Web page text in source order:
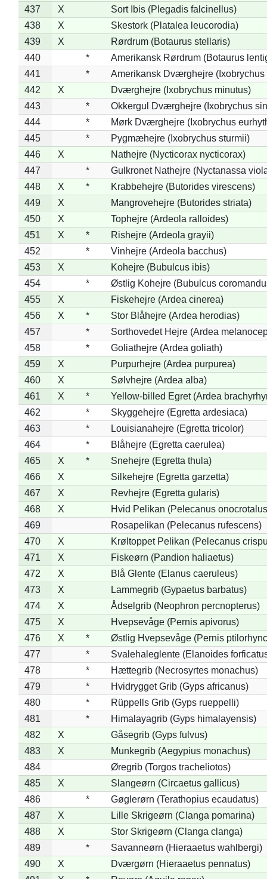
437
X
Sort Ibis (Plegadis falcinellus)
438
X
Skestork (Platalea leucorodia)
439
X
Rørdrum (Botaurus stellaris)
440
*
Amerikansk Rørdrum (Botaurus
441
*
Amerikansk Dværghejre (Ixobrychus
442
X
Dværghejre (Ixobrychus minutus)
443
*
Okkergul Dværghejre (Ixobrychus
444
*
Mørk Dværghejre (Ixobrychus
445
*
Pygmæhejre (Ixobrychus sturmii)
446
X
Nathejre (Nycticorax nycticorax)
447
*
Gulkronet Nathejre (Nyctanassa
448
X *
Krabbehejre (Butorides virescens)
449
X
Mangrovehejre (Butorides striata)
450
X
Tophejre (Ardeola ralloides)
451
X *
Rishejre (Ardeola grayii)
452
*
Vinhejre (Ardeola bacchus)
453
X
Kohejre (Bubulcus ibis)
454
*
Østlig Kohejre (Bubulcus
455
X
Fiskehejre (Ardea cinerea)
456
X *
Stor Blåhejre (Ardea herodias)
457
*
Sorthovedet Hejre (Ardea
458
*
Goliathejre (Ardea goliath)
459
X
Purpurhejre (Ardea purpurea)
460
X
Sølvhejre (Ardea alba)
461
X *
Yellow-billed Egret (Ardea
462
*
Skyggehejre (Egretta ardesiaca)
463
*
Louisianahejre (Egretta tricolor)
464
*
Blåhejre (Egretta caerulea)
465
X *
Snehejre (Egretta thula)
466
X
Silkehejre (Egretta garzetta)
467
X
Revhejre (Egretta gularis)
468
X
Hvid Pelikan (Pelecanus
469
Rosapelikan (Pelecanus rufescens)
470
X
Krøltoppet Pelikan (Pelecanus
471
X
Fiskeørn (Pandion haliaetus)
472
X
Blå Glente (Elanus caeruleus)
473
X
Lammegrib (Gypaetus barbatus)
474
X
Ådselgrib (Neophron percnopterus)
475
X
Hvepsevåge (Pernis apivorus)
476
X *
Østlig Hvepsevåge (Pernis
477
*
Svalehaleglente (Elanoides
478
*
Hættegrib (Necrosyrtes monachus)
479
*
Hvidrygget Grib (Gyps africanus)
480
*
Rüppells Grib (Gyps rueppelli)
481
*
Himalayagrib (Gyps himalayensis)
482
X
Gåsegrib (Gyps fulvus)
483
X
Munkegrib (Aegypius monachus)
484
Øregrib (Torgos tracheliotos)
485
X
Slangeørn (Circaetus gallicus)
486
*
Gøglerørn (Terathopius ecaudatus)
487
X
Lille Skrigeørn (Clanga pomarina)
488
X
Stor Skrigeørn (Clanga clanga)
489
*
Savanneørn (Hieraaetus wahlbergi)
490
X
Dværgørn (Hieraaetus pennatus)